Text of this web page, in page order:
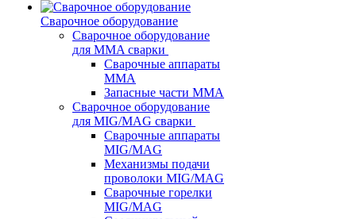
Сварочное оборудование
Сварочное оборудование
для MMA сварки
Сварочные аппараты
MMA
Запасные части MMA
Сварочное оборудование
для MIG/MAG сварки
Сварочные аппараты
MIG/MAG
Механизмы подачи
проволоки MIG/MAG
Сварочные горелки
MIG/MAG